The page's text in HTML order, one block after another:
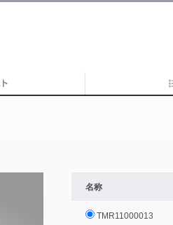
名称
TMR11000013